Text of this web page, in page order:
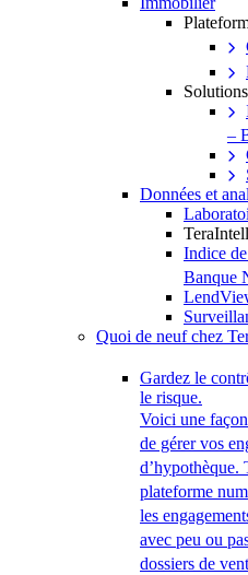
Solutions
–
Données et
Indice
Banque
Quoi de neuf chez
Gardez le
le risque.
Voici une
de gérer vos
d’hypothèque.
plateforme
les
avec peu ou
dossiers de